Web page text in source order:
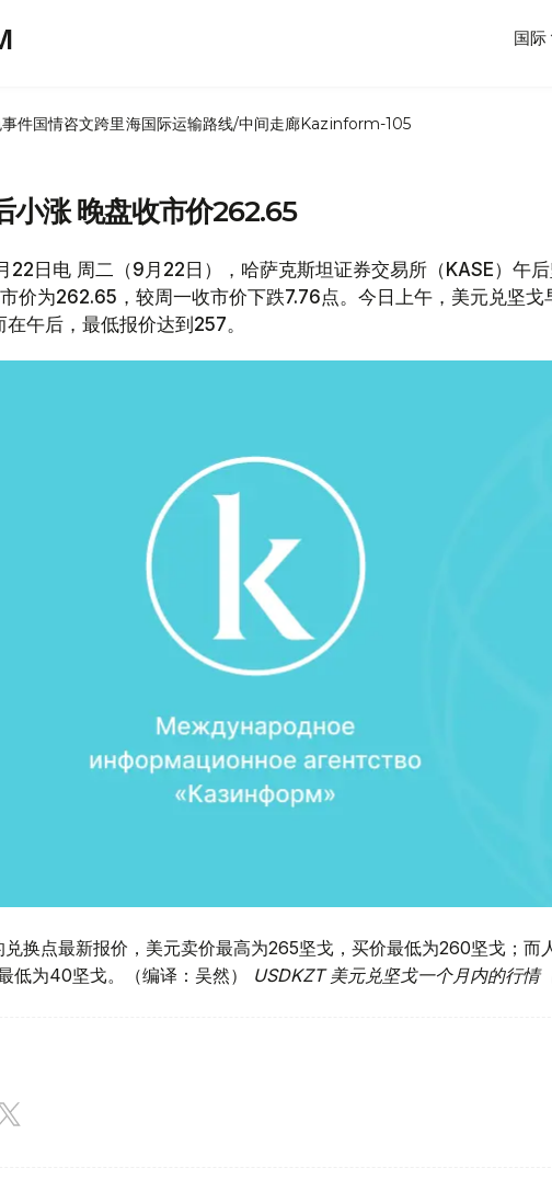
国际
事件国情咨文跨里海国际运输路线/中间走廊Kazinform-105
小涨 晚盘收市价262.65
22日电 周二（9月22日），哈萨克斯坦证券交易所（KASE）午后
价为262.65，较周一收市价下跌7.76点。今日上午，美元兑坚戈
午后，最低报价达到257。
换点最新报价，美元卖价最高为265坚戈，买价最低为260坚戈；而
低为40坚戈。（编译：吴然） USDKZT 美元兑坚戈一个月内的行情